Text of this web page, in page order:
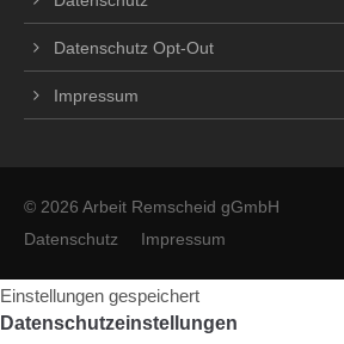
Datenschutz Opt-Out
Impressum
© 2026 Arbeit Remscheid gGmbH
Datenschutz
Impressum
Einstellungen gespeichert
Datenschutzeinstellungen